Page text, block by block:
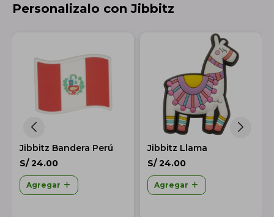
Personalizalo con Jibbitz
Jibbitz Bandera Perú
S/ 24.00
Agregar
Jibbitz Llama
S/ 24.00
Agregar